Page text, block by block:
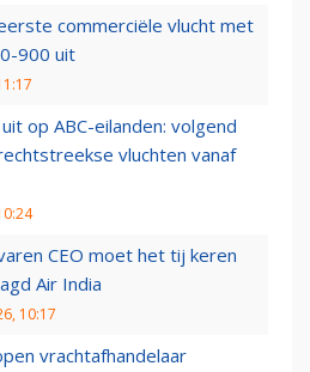
commerciële vlucht met
900 uit
op ABC-eilanden: volgend
vluchten vanaf
CEO moet het tij keren
Air India
10:17
vrachtafhandelaar